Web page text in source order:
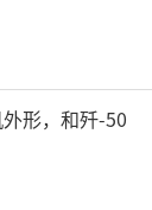
形，和歼-50